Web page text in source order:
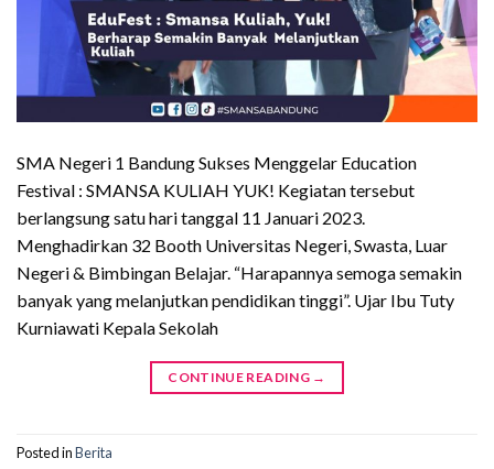
SMA Negeri 1 Bandung Sukses Menggelar Education
Festival : SMANSA KULIAH YUK! Kegiatan tersebut
berlangsung satu hari tanggal 11 Januari 2023.
Menghadirkan 32 Booth Universitas Negeri, Swasta, Luar
Negeri & Bimbingan Belajar. “Harapannya semoga semakin
banyak yang melanjutkan pendidikan tinggi”. Ujar Ibu Tuty
Kurniawati Kepala Sekolah
CONTINUE READING →
Posted inBerita